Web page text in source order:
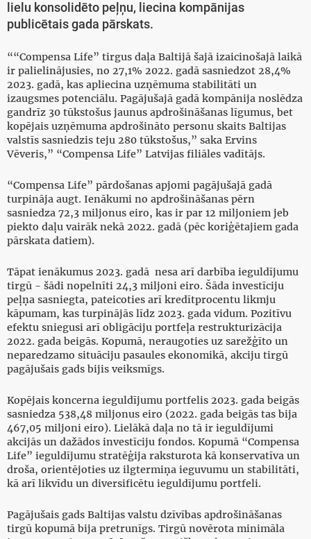
lielu konsolidēto peļņu, liecina kompānijas
publicētais gada pārskats.
““Compensa Life” tirgus daļa Baltijā šajā izaicinošajā laikā
ir palielinājusies, no 27,1% 2022. gadā sasniedzot 28,4%
2023. gadā, kas apliecina uzņēmuma stabilitāti un
izaugsmes potenciālu. Pagājušajā gadā kompānija noslēdza
gandrīz 30 tūkstošus jaunus apdrošināšanas līgumus, bet
kopējais uzņēmuma apdrošināto personu skaits Baltijas
valstīs sasniedzis teju 280 tūkstošus,” saka Ervins
Vēveris,” “Compensa Life” Latvijas filiāles vadītājs.
“Compensa Life” pārdošanas apjomi pagājušajā gadā
turpināja augt. Ienākumi no apdrošināšanas pērn
sasniedza 72,3 miljonus eiro, kas ir par 12 miljoniem jeb
piekto daļu vairāk nekā 2022. gadā (pēc koriģētajiem gada
pārskata datiem).
Tāpat ienākumus 2023. gadā nesa arī darbība ieguldījumu
tirgū - šādi nopelnīti 24,3 miljoni eiro. Šāda investīciju
peļņa sasniegta, pateicoties arī kredītprocentu likmju
kāpumam, kas turpinājās līdz 2023. gada vidum. Pozitīvu
efektu sniegusi arī obligāciju portfeļa restrukturizācija
2022. gada beigās. Kopumā, neraugoties uz sarežģīto un
neparedzamo situāciju pasaules ekonomikā, akciju tirgū
pagājušais gads bijis veiksmīgs.
Kopējais koncerna ieguldījumu portfelis 2023. gada beigās
sasniedza 538,48 miljonus eiro (2022. gada beigās tas bija
467,05 miljoni eiro). Lielākā daļa no tā ir ieguldījumi
akcijās un dažādos investīciju fondos. Kopumā “Compensa
Life” ieguldījumu stratēģija raksturota kā konservatīva un
droša, orientējoties uz ilgtermiņa ieguvumu un stabilitāti,
kā arī likvīdu un diversificētu ieguldījumu portfeli.
Pagājušais gads Baltijas valstu dzīvības apdrošināšanas
tirgū kopumā bija pretrunīgs. Tirgū novērota minimāla